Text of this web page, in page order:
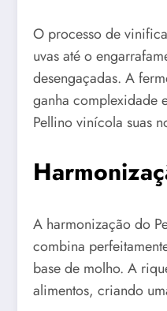
O processo de
uvas até o
desengaçadas. A
ganha complexidade
Pellino vinícola suas
A harmonização do
combina
base de molho. A
alimentos, criando